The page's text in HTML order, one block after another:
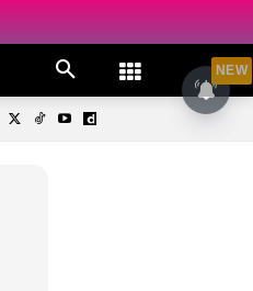
NEW